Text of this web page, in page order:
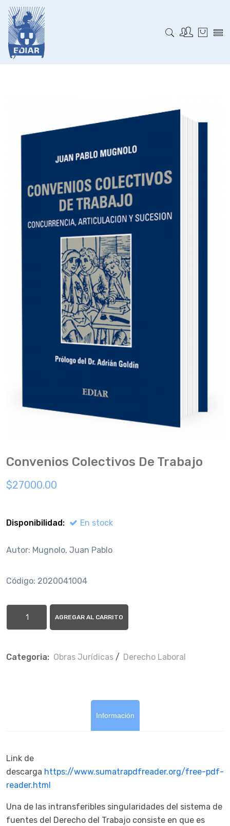
Convenios Colectivos De Trabajo
$27000.00
Disponibilidad: En stock
Autor: Mugnolo, Juan Pablo
Código: 2020041004
AGREGAR AL CARRITO
Categoria: Obras Jurí­dicas / Derecho Laboral
Información
Link de
descarga https://www.sumatrapdfreader.org/free-pdf-
reader.html
Una de las intransferibles singularidades del sistema de
fuentes del Derecho del Trabajo consiste en que es